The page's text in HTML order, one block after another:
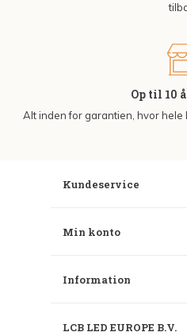
Op til 10
Alt inden for garantien, hvor hele
Kundeservice
Min konto
Information
LCB LED EUROPE B.V.